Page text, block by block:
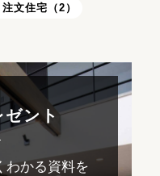
注文住宅（2）
ゼント
わかる資料を